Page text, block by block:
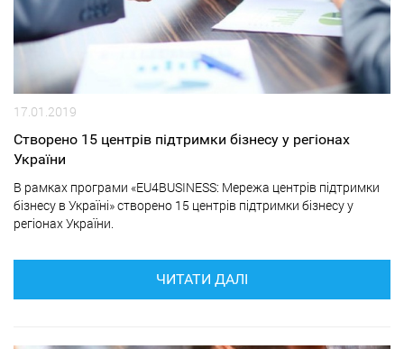
17.01.2019
Створено 15 центрів підтримки бізнесу у регіонах
України
В рамках програми «EU4BUSINESS: Мережа центрів підтримки
бізнесу в Україні» створено 15 центрів підтримки бізнесу у
регіонах України.
ЧИТАТИ ДАЛІ